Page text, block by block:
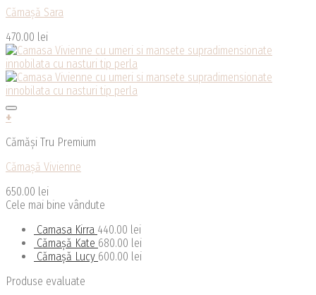
Cămașă Sara
470.00 lei
+
Cămăși Tru Premium
Cămașă Vivienne
650.00 lei
Cele mai bine vândute
Camasa Kirra 440.00 lei
Cămașă Kate 680.00 lei
Cămașă Lucy 600.00 lei
Produse evaluate